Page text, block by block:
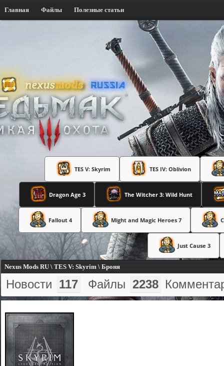
Главная Файлы Полезные статьи
TES V: Skyrim TES IV: Oblivion
Dragon Age 3 The Witcher 3: Wild Hunt
Fallout 4 Might and Magic Heroes 7
Just Cause 3
Nexus Mods RU \ TES V: Skyrim \ Броня
Новости 117 Файлы 2238